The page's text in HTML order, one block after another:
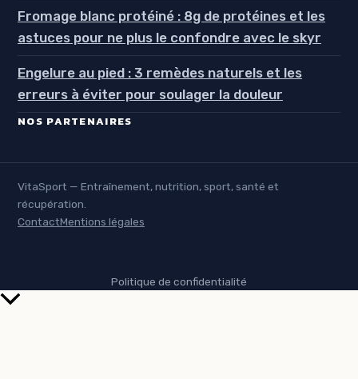
Fromage blanc protéiné : 8g de protéines et les
astuces pour ne plus le confondre avec le skyr
Engelure au pied : 3 remèdes naturels et les
erreurs à éviter pour soulager la douleur
NOS PARTENAIRES
VitaSport — Entraînement, nutrition, sport, santé et
récupération.
ContactMentions légales
Politique de confidentialité